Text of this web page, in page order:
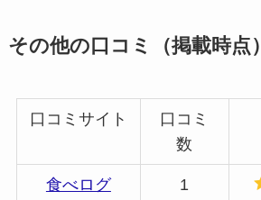
その他の口コミ（掲載時点）
口コミサイト
口コミ
数
食べログ 1